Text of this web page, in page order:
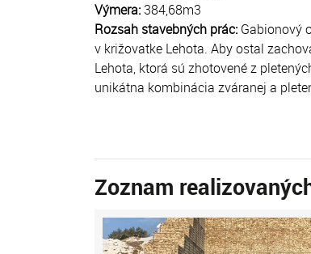
Výmera: 384,68m3
Rozsah stavebných prác: Gabionový
v križovatke Lehota. Aby ostal
Lehota, ktorá sú zhotovené z
unikátna kombinácia zváranej a
Zoznam